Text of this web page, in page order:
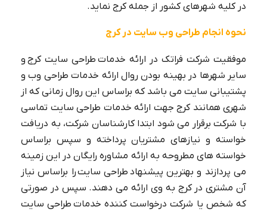
ui و ux چیست✅【تفاوت ui با ux +
کاربرد】
در کلیه شهرهای کشور از جمله کرج نماید.
نحوه انجام طراحی وب سایت در کرج
موفقیت شرکت فراتک در ارائه خدمات طراحی سایت کرج و
سایر شهرها در بهینه بودن روال ارائه خدمات طراحی وب و
پشتیبانی سایت می باشد که براساس این روال زمانی که از
شهری همانند کرج جهت ارائه خدمات طراحی سایت تماسی
با شرکت برقرار می شود ابتدا کارشناسان شرکت، به دریافت
خواسته و نیازهای مشتریان پرداخته و سپس براساس
خواسته های مطروحه به ارائه مشاوره رایگان در این زمینه
می پردازند و بهترین پیشنهاد طراحی سایت را براساس نیاز
آن مشتری در کرج به وی ارائه می دهند. سپس در صورتی
که شخص یا شرکت درخواست کننده خدمات طراحی سایت